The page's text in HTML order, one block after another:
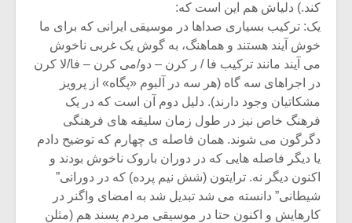
کند.) دلیاش هم این است که:
یک: ترکیب بسیاری صداها در موسیقی ایرانی که برای ما
خوش آیند هستند و هماهنگ، به گوش یک غربی ناخوش
می آیند مانند ترکیب فا / ر کرن – دو/می کرن – فا/لا کرن
در اجراهای سه گاه (هر سه در آلبوم «پگاه» از پرویز
مشکاتیان وجود دارند). دلیل دوم آن است که در یک
فرهنگ خاص نیز در طول زمان سلیقه های فرهنگی
دگرگون می شوند. همان فاصله ی چهارم که توضیح دادم
یا دیگر فاصله هایی که در دوران باروک ناخوش بودند و
اکنون دیگر نه. ترایتون (شش نیم پرده) که در دورانی”
شیطانی” دانسته می شد تبدیل شد به امضای واگنر در
کارهایش و اکنون حتا در موسیقی مردم پسند هم (مثلن
میکلوش روژا
یادداشتی بر موسیقی
متن فیلم «متری
شیش و نیم»
اگر نمی توانی
مشهورترین باشی،
بدنام ترین باش
موریس ژار
برگزار